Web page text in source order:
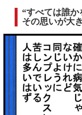
“すべては誰
その思いが大